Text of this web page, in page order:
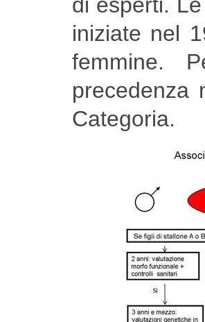
iniziate nel
femmine.
precedenza
Categoria.